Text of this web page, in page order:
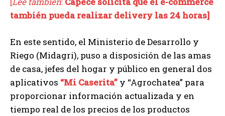
también pueda realizar delivery las 24 horas]
En este sentido, el Ministerio de Desarrollo y
Riego (Midagri), puso a disposición de las amas
de casa, jefes del hogar y público en general dos
aplicativos “Mi Caserita” y “Agrochatea” para
proporcionar información actualizada y en
tiempo real de los precios de los productos